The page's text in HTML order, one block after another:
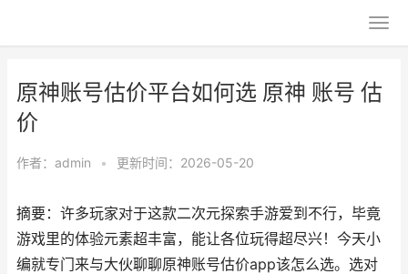
原神账号估价平台如何选 原神 账号 估
价
作者： admin • 更新时间：2026-05-20
摘要：许多玩家对于这款二次元探索手游爱到不行，毕竟
游戏里的体验元素超丰富，能让各位玩得超尽兴！今天小
编就专门来与大伙聊聊原神账号估价app该怎么选。选对